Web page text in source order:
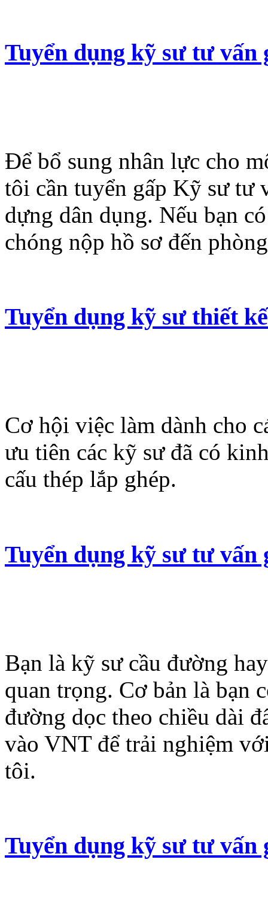
Tuyển dụng kỹ sư tư vấn
Để bổ sung nhân lực cho
tôi cần tuyển gấp Kỹ sư tư
dựng dân dụng. Nếu bạn
chóng nộp hồ sơ đến
Tuyển dụng kỹ sư thiết
Cơ hội việc làm dành cho
ưu tiên các kỹ sư đã có
cấu thép lắp ghép.
Tuyển dụng kỹ sư tư vấn
Bạn là kỹ sư cầu đường
quan trọng. Cơ bản là bạn
đường dọc theo chiều dài
vào VNT để trải nghiệm
tôi.
Tuyển dụng kỹ sư tư vấn